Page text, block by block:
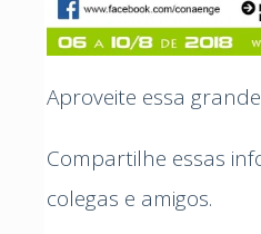
Aproveite essa
Compartilhe essas
colegas e amigos.